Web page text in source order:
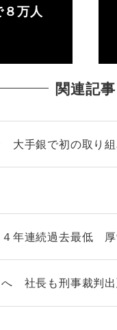
万人
関連記事
大手銀で初の取り
年連続過去最低 厚
社長も刑事裁判出